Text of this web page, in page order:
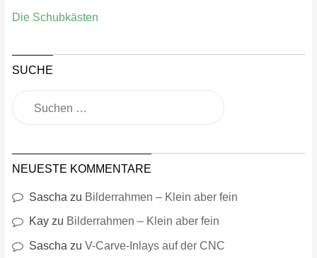
Die Schubkästen
SUCHE
NEUESTE KOMMENTARE
Sascha zu Bilderrahmen – Klein aber fein
Kayzu Bilderrahmen – Klein aber fein
Sascha zu V-Carve-Inlays auf der CNC